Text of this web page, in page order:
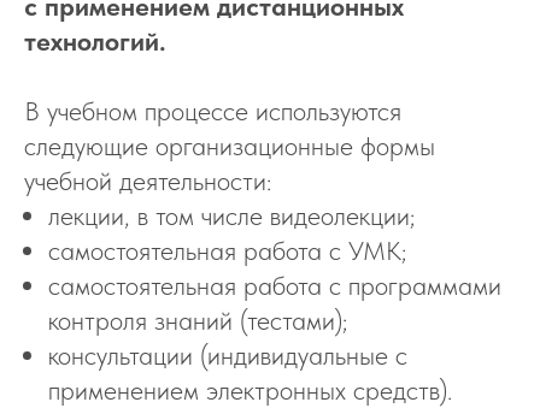
технологий.
В учебном процессе используются
следующие организационные формы
учебной деятельности:
лекции, в том числе видеолекции;
самостоятельная работа с УМК;
самостоятельная работа с программами
контроля знаний (тестами);
консультации (индивидуальные с
применением электронных средств).